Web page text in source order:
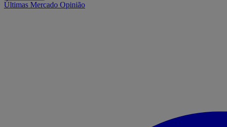
Últimas Mercado Opinião